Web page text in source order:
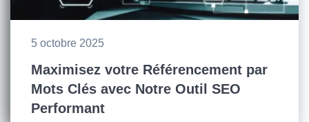
5 octobre 2025
Maximisez votre Référencement par
Mots Clés avec Notre Outil SEO
Performant